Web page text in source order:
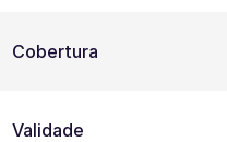
Cobertura
Validade